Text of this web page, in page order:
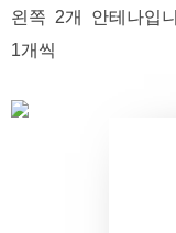
왼쪽 2개 안테나입
1개씩